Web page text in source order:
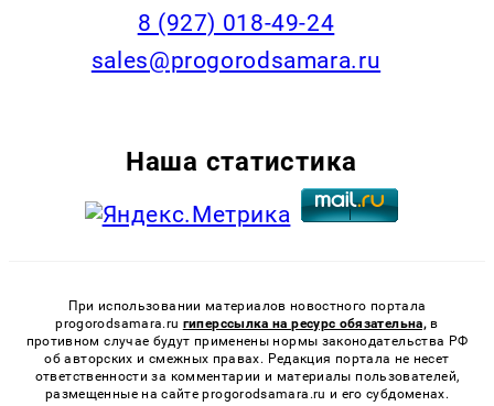
8 (927) 018-49-24
sales@progorodsamara.ru
Наша статистика
При использовании материалов новостного портала
progorodsamara.ru гиперссылка на ресурс обязательна, в
противном случае будут применены нормы законодательства РФ
об авторских и смежных правах. Редакция портала не несет
ответственности за комментарии и материалы пользователей,
размещенные на сайте progorodsamara.ru и его субдоменах.